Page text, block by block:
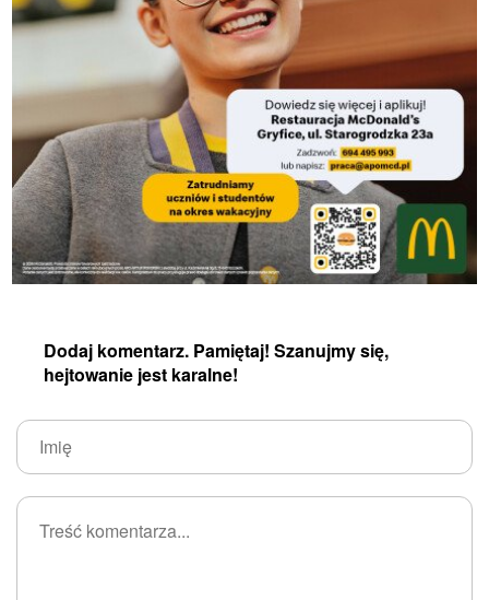
Dodaj komentarz. Pamiętaj! Szanujmy się,
hejtowanie jest karalne!